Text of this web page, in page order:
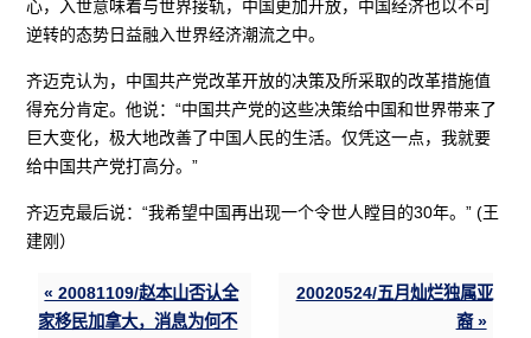
心，入世意味着与世界接轨，中国更加开放，中国经济也以不可
逆转的态势日益融入世界经济潮流之中。
齐迈克认为，中国共产党改革开放的决策及所采取的改革措施值
得充分肯定。他说：“中国共产党的这些决策给中国和世界带来了
巨大变化，极大地改善了中国人民的生活。仅凭这一点，我就要
给中国共产党打高分。”
齐迈克最后说：“我希望中国再出现一个令世人瞠目的30年。” (王
建刚）
« 20081109/赵本山否认全
家移民加拿大，消息为何不
20020524/五月灿烂独属亚
裔 »